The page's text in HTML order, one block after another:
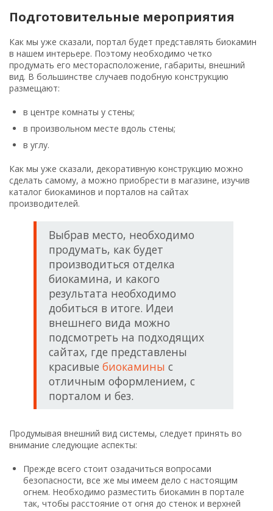
Подготовительные мероприятия
Как мы уже сказали, портал будет представлять биокамин
в нашем интерьере. Поэтому необходимо четко
продумать его месторасположение, габариты, внешний
вид. В большинстве случаев подобную конструкцию
размещают:
в центре комнаты у стены;
в произвольном месте вдоль стены;
в углу.
Как мы уже сказали, декоративную конструкцию можно
сделать самому, а можно приобрести в магазине, изучив
каталог биокаминов и порталов на сайтах
производителей.
Выбрав место, необходимо
продумать, как будет
производиться отделка
биокамина, и какого
результата необходимо
добиться в итоге. Идеи
внешнего вида можно
подсмотреть на подходящих
сайтах, где представлены
красивые биокамины с
отличным оформлением, с
порталом и без.
Продумывая внешний вид системы, следует принять во
внимание следующие аспекты:
Прежде всего стоит озадачиться вопросами
безопасности, все же мы имеем дело с настоящим
огнем. Необходимо разместить биокамин в портале
так, чтобы расстояние от огня до стенок и верхней